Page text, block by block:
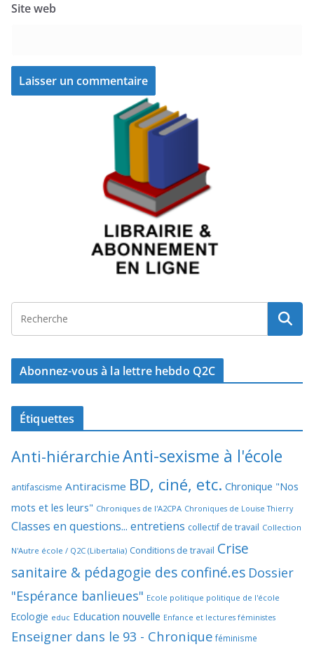
Site web
Abonnez-vous à la lettre hebdo Q2C
Étiquettes
Anti-hiérarchieAnti-sexisme à l'école
antifascisme Antiracisme BD, ciné, etc. Chronique "Nos
mots et les leurs" Chroniques de l'A2CPA Chroniques de Louise Thierry
Classes en questions... entretiens collectif de travail Collection
N'Autre école / Q2C (Libertalia) Conditions de travail Crise
sanitaire & pédagogie des confiné.es Dossier
"Espérance banlieues" Ecole politique politique de l'école
Ecologie educ Education nouvelle Enfance et lectures féministes
Enseigner dans le 93 - Chronique féminisme